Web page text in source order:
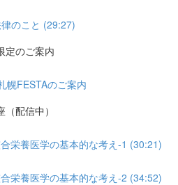
のこと (29:27)
定のご案内
幌FESTAのご案内
配信中）
栄養医学の基本的な考え-1 (30:21)
栄養医学の基本的な考え-2 (34:52)